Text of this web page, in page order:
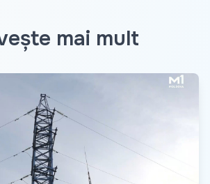
mai mult